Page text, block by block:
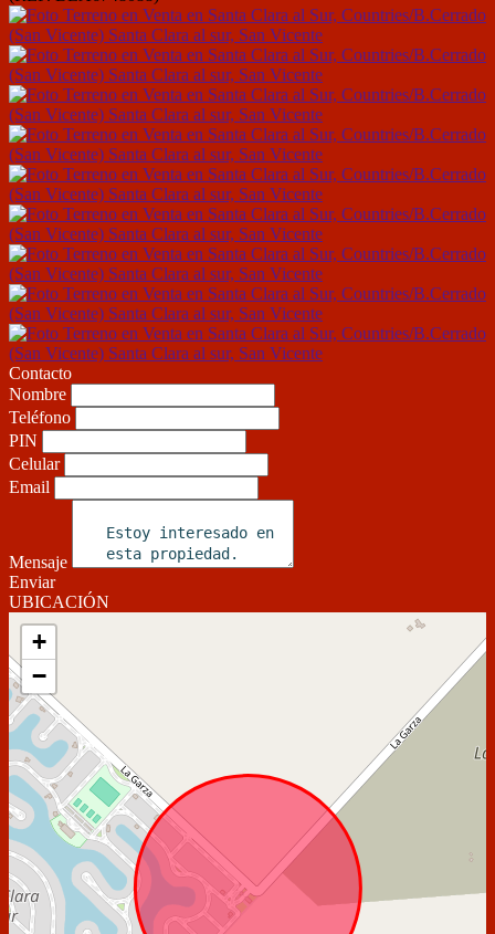
Contacto
Nombre
Teléfono
PIN
Celular
Email
Mensaje
Enviar
UBICACIÓN
+
−